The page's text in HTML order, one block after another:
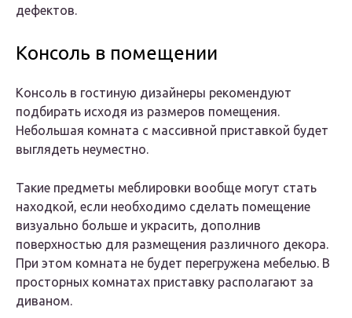
дефектов.
Консоль в помещении
Консоль в гостиную дизайнеры рекомендуют
подбирать исходя из размеров помещения.
Небольшая комната с массивной приставкой будет
выглядеть неуместно.
Такие предметы меблировки вообще могут стать
находкой, если необходимо сделать помещение
визуально больше и украсить, дополнив
поверхностью для размещения различного декора.
При этом комната не будет перегружена мебелью. В
просторных комнатах приставку располагают за
диваном.